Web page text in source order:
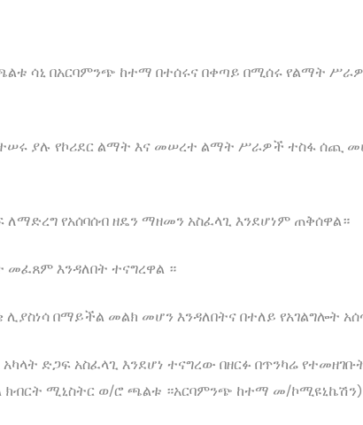
ሳኒ በአርባምንጭ ከተማ በተሰሩና በቀጣይ በሚሰሩ የልማት
ያሉ የኮሪደር ልማት እና መሠረተ ልማት ሥራዎች ተስፋ ሰጪ
የአሰባሰብ ዘዴን ማዘመን አስፈላጊ እንደሆነም ጠቅሰዋል።
እንዳለበት ተናግረዋል ።
በማይችል መልክ መሆን እንዳለበትና በተለይ የአገልግሎት
ድጋፍ አስፈላጊ እንደሆነ ተናግረው በዘርፉ በጥንካሬ
ክብርት ሚኒስትር ወ/ሮ ጫልቱ ።አርባምንጭ ከተማ መ/ኮሚዩኒኬሽን)